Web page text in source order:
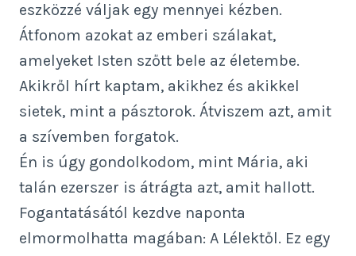
eszközzé váljak egy mennyei kézben.
Átfonom azokat az emberi szálakat,
amelyeket Isten szőtt bele az életembe.
Akikről hírt kaptam, akikhez és akikkel
sietek, mint a pásztorok. Átviszem azt, amit
a szívemben forgatok.
Én is úgy gondolkodom, mint Mária, aki
talán ezerszer is átrágta azt, amit hallott.
Fogantatásától kezdve naponta
elmormolhatta magában: A Lélektől. Ez egy